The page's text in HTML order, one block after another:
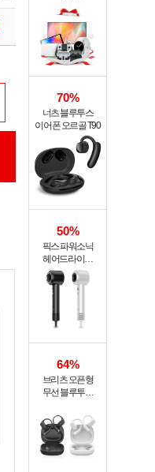
70%
너츠 블루투스
이어폰 오르골 T90
50%
픽스 파워소닉
헤어드라이기
XHS-701
64%
브리츠 오픈형
무선 블루투스